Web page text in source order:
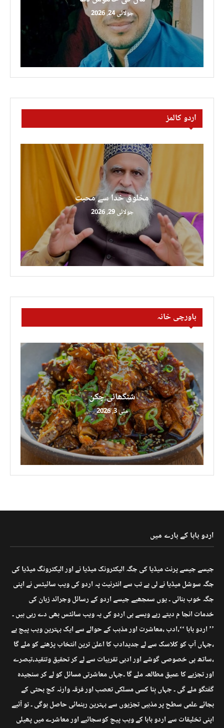
جولائی 24, 2026
اردو کالمز
مخلوق خدا سے محبت
جولائی 29, 2026
باورچی خانہ
شنگھائی چکن
مئی 3, 2026
اردو بابا کے بارے میں
جیسے جیسے پرنٹ میڈیا کی جگہ الیکٹرونک میڈیا نے اور الیکٹرونگ میڈیا کی
جگہ سوشل میڈیا نے لی ہے تب سے انٹرنیٹ پہ اردو کی ویب سائیٹس نے اپنی
جگہ خوب بنائی ۔ یوں سمجھیے جیسے اردو کے رسائل وجرائد زبان کی
خدمات انجا م دیتے رہے ویسے ہی اردو کی یہ ویب سائٹس بھی دے رہی ہیں ۔
’’ اردو بابا ‘‘،ادب ،معاشرت اور مذہب کے حوالے سے ایک بہترین ویب پیج ہے
،جہاں آپ کو کلاسک سے لے جدیدادب کا اعلیٰ ترین انتخاب پڑھنے کو ملے گا
،ساتھ ہی خصوصی گوشے اور ادبی تقریبات سے لے کر تحقیق وتنقید،تبصرے
اور تجزیے کا عمیق مطالعہ ملے گا ۔جہاں معاشرتی مسائل کو لے کر سنجیدہ
گفتگو ملے گی ۔ جہاں بِنا کسی مسلکی تعصب اور فرقہ وارنہ کج بحثی کے
بجائے علمی سطح پر مذہبی تجزیوں سے بہترین رہنمائی حاصل ہوگی ۔ تو آئیے
اپنی تخلیقات سے اردو بابا کے ویب پیج کوسجائیے اور معاشرے میں پھیلی